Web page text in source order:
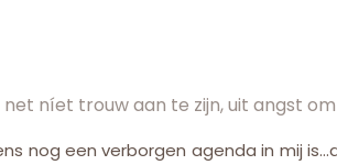
níet trouw aan te zijn, uit angst
nog een verborgen agenda in mij